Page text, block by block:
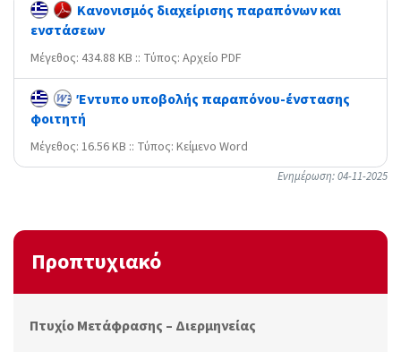
Κανονισμός διαχείρισης παραπόνων και
ενστάσεων
Mέγεθος: 434.88 KB :: Τύπος: Αρχείο PDF
Έντυπο υποβολής παραπόνου-ένστασης
φοιτητή
Mέγεθος: 16.56 KB :: Τύπος: Kείμενο Word
Ενημέρωση: 04-11-2025
Προπτυχιακό
Πτυχίο Μετάφρασης – Διερμηνείας